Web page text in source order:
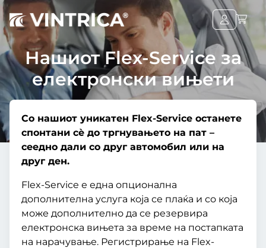
Нашиот Flex-Service за
електронски вињети
Со нашиот уникатен Flex-Service останете
спонтани сè до тргнувањето на пат –
сеедно дали со друг автомобил или на
друг ден.
Flex-Service е една опционална
дополнителна услуга која се плаќа и со која
може дополнително да се резервира
електронска вињета за време на постапката
на нарачување. Регистрирање на Flex-